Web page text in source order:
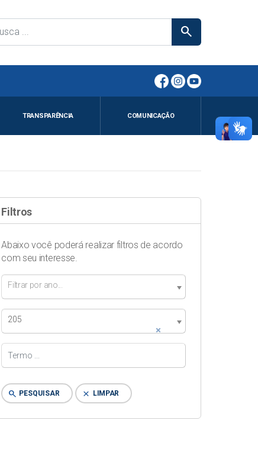
search
TRANSPARÊNCIA COMUNICAÇÃO
Filtros
Abaixo você poderá realizar filtros de acordo
com seu interesse.
Filtrar por ano...
×
205
search PESQUISAR clear LIMPAR